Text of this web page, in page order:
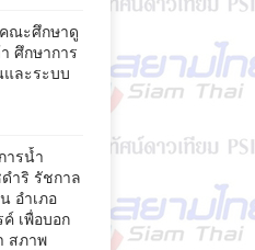
ณะศึกษาดู
ศึกษาการ
ละระบบ
ารน้ำ
ำริ รัชกาล
อำเภอ
เพื่อบอก
สภาพ